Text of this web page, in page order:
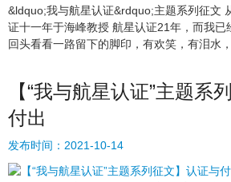
&ldquo;我与航星认证&rdquo;主题系列征文
证十一年于海峰教授 航星认证21年，而我已
回头看看一路留下的脚印，有欢笑，有泪水
【“我与航星认证”主题系
付出
发布时间： 2021-10-14